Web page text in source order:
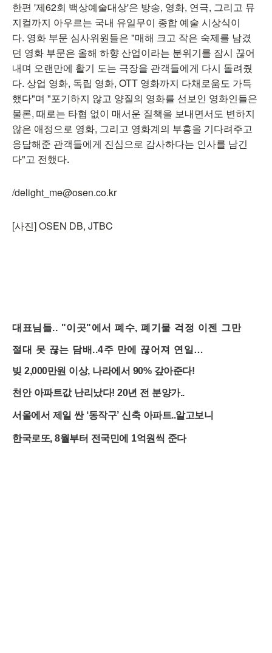
한편 '제62회 백상예술대상'은 방송, 영화, 연극, 그리고 뮤
지컬까지 아우르는 국내 유일무이 종합 예술 시상식이
다. 영화 부문 심사위원들은 "매해 크고 작은 숙제를 남겼
던 영화 부문은 올해 하향 산업이라는 분위기를 잠시 끊어
내며 오랜만에 활기 도는 극장을 관객들에게 다시 돌려줬
다. 상업 영화, 독립 영화, OTT 영화까지 다채로움도 가득
했다"며 "포기하지 않고 양질의 영화를 선보인 영화인들은
물론, 때로는 타협 없이 매서운 질책을 보내면서도 변하지
않은 애정으로 영화, 그리고 영화계의 부흥을 기다려주고
응답해준 관객들에게 진심으로 감사하다는 인사를 남긴
다"고 전했다.
/delight_me@osen.co.kr
[사진] OSEN DB, JTBC